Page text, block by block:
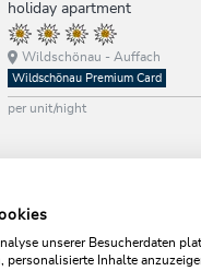
holiday apartment
Wildschönau - Auffach
Wildschönau Premium Card
per unit/night
unserer Besucherdaten
personalisierte Inhalte